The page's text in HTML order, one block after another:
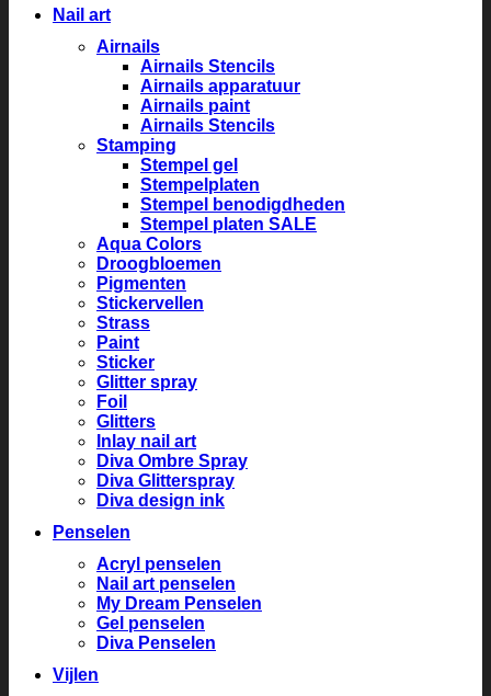
Nail art
Airnails
Airnails Stencils
Airnails apparatuur
Airnails paint
Airnails Stencils
Stamping
Stempel gel
Stempelplaten
Stempel benodigdheden
Stempel platen SALE
Aqua Colors
Droogbloemen
Pigmenten
Stickervellen
Strass
Paint
Sticker
Glitter spray
Foil
Glitters
Inlay nail art
Diva Ombre Spray
Diva Glitterspray
Diva design ink
Penselen
Acryl penselen
Nail art penselen
My Dream Penselen
Gel penselen
Diva Penselen
Vijlen